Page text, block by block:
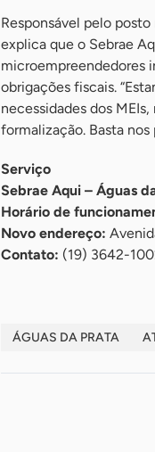
Responsável pelo posto
explica que o Sebrae
microempreendedores
obrigações fiscais.
necessidades dos
formalização. Basta
Serviço
Sebrae Aqui – Águas
Horário de
Novo endereço:
Contato: (19) 3642-
ÁGUAS DA PRATA